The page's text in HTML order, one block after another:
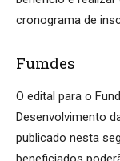
cronograma de
Fumdes
O edital para o
Desenvolvimento
publicado nesta